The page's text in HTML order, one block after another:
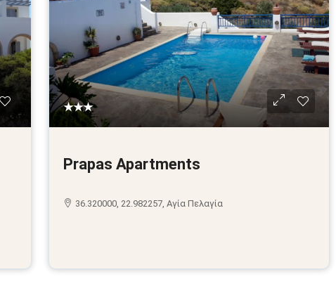
★★★
Prapas Apartments
36.320000, 22.982257, Αγία Πελαγία